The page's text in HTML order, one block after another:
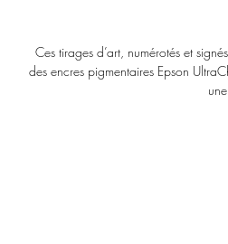
Ces tirages d’art, numérotés et
des encres pigmentaires Epson